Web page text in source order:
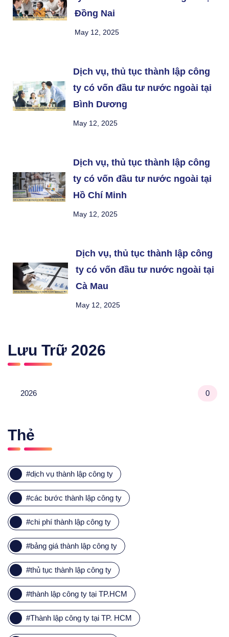
Đồng Nai
May 12, 2025
Dịch vụ, thủ tục thành lập công
ty có vốn đầu tư nước ngoài tại
Bình Dương
May 12, 2025
Dịch vụ, thủ tục thành lập công
ty có vốn đầu tư nước ngoài tại
Hồ Chí Minh
May 12, 2025
Dịch vụ, thủ tục thành lập công
ty có vốn đầu tư nước ngoài tại
Cà Mau
May 12, 2025
Lưu Trữ 2026
2026 0
Thẻ
#dịch vụ thành lập công ty
#các bước thành lập công ty
#chi phí thành lập công ty
#bảng giá thành lập công ty
#thủ tục thành lập công ty
#thành lập công ty tại TP.HCM
#Thành lập công ty tại TP. HCM